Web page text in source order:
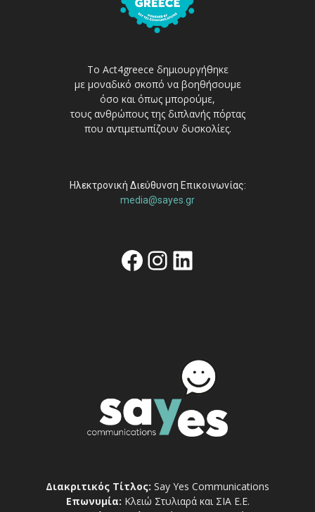
Το Act4greece δημιουργήθηκε
με μοναδικό σκοπό να βοηθήσουμε
όσο και όπως μπορούμε,
τους ανθρώπους της διπλανής πόρτας
που αντιμετωπίζουν δυσκολίες.
Ηλεκτρονική Διεύθυνση Επικοινωνίας:
media@sayes.gr
Facebook
Instagram
Linkedin
Διακριτικός Τίτλος: Say Yes Communications
Επωνυμία: Κλειώ Στυλιαρά και ΣΙΑ Ε.Ε.